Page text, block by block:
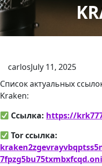
carlosJuly 11, 2025
Список актуальных
Kraken:
Ссылка: https://
Tor ссылка: